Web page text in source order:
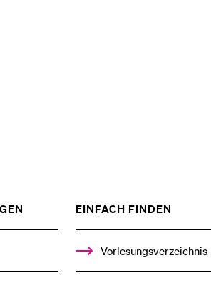
%1$S
UNTERMENÜ
EINFACH FINDEN
%1$S
Vorlesungsverzeichnis